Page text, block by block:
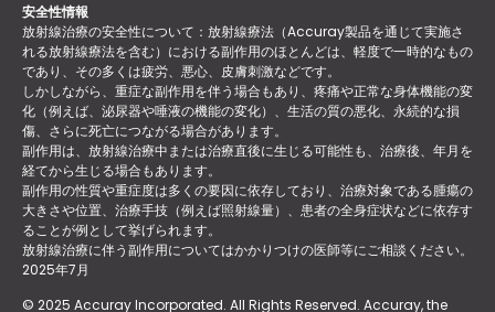
安全性情報
放射線治療の安全性について：放射線療法（Accuray製品を通じて実施さ
れる放射線療法を含む）における副作用のほとんどは、軽度で一時的なもの
であり、その多くは疲労、悪心、皮膚刺激などです。
しかしながら、重症な副作用を伴う場合もあり、疼痛や正常な身体機能の変
化（例えば、泌尿器や唾液の機能の変化）、生活の質の悪化、永続的な損
傷、さらに死亡につながる場合があります。
副作用は、放射線治療中または治療直後に生じる可能性も、治療後、年月を
経てから生じる場合もあります。
副作用の性質や重症度は多くの要因に依存しており、治療対象である腫瘍の
大きさや位置、治療手技（例えば照射線量）、患者の全身症状などに依存す
ることが例として挙げられます。
放射線治療に伴う副作用についてはかかりつけの医師等にご相談ください。
2025年7月
© 2025 Accuray Incorporated. All Rights Reserved. Accuray, the